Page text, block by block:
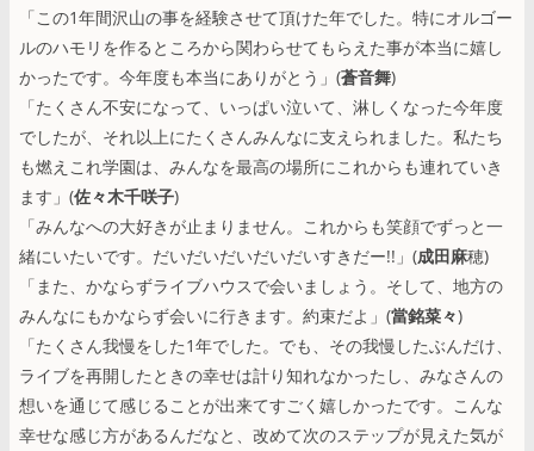
「この1年間沢山の事を経験させて頂けた年でした。特にオルゴー
ルのハモリを作るところから関わらせてもらえた事が本当に嬉し
かったです。今年度も本当にありがとう」(蒼音舞)
「たくさん不安になって、いっぱい泣いて、淋しくなった今年度
でしたが、それ以上にたくさんみんなに支えられました。私たち
も燃えこれ学園は、みんなを最高の場所にこれからも連れていき
ます」(佐々木千咲子)
「みんなへの大好きが止まりません。これからも笑顔でずっと一
緒にいたいです。だいだいだいだいだいすきだー!!」(成田麻穂)
「また、かならずライブハウスで会いましょう。そして、地方の
みんなにもかならず会いに行きます。約束だよ」(當銘菜々)
「たくさん我慢をした1年でした。でも、その我慢したぶんだけ、
ライブを再開したときの幸せは計り知れなかったし、みなさんの
想いを通じて感じることが出来てすごく嬉しかったです。こんな
幸せな感じ方があるんだなと、改めて次のステップが見えた気が